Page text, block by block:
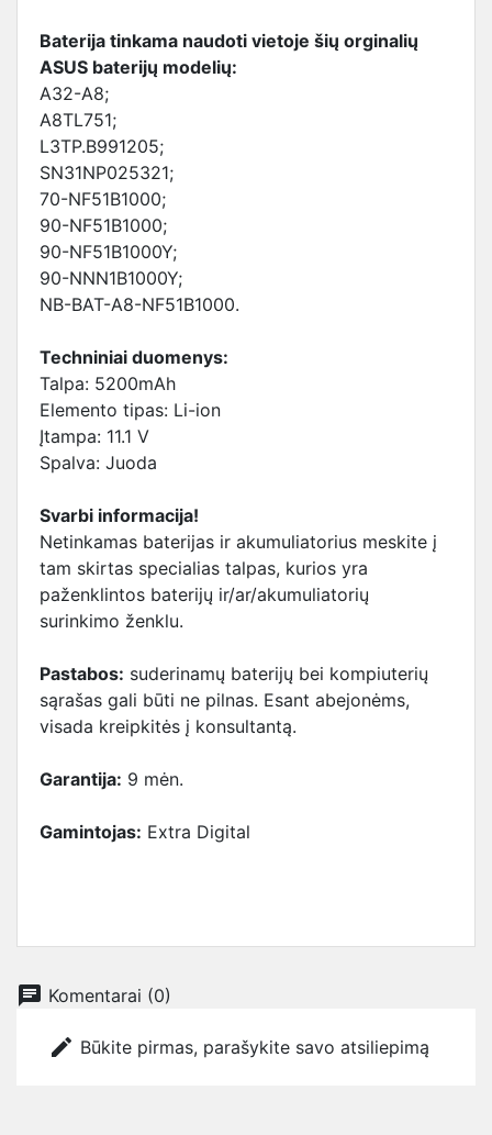
Baterija tinkama naudoti vietoje šių orginalių
ASUS baterijų modelių:
A32-A8;
A8TL751;
L3TP.B991205;
SN31NP025321;
70-NF51B1000;
90-NF51B1000;
90-NF51B1000Y;
90-NNN1B1000Y;
NB-BAT-A8-NF51B1000.
Techniniai duomenys:
Talpa: 5200mAh
Elemento tipas: Li-ion
Įtampa: 11.1 V
Spalva: Juoda
Svarbi informacija!
Netinkamas baterijas ir akumuliatorius meskite į
tam skirtas specialias talpas, kurios yra
paženklintos baterijų ir/ar/akumuliatorių
surinkimo ženklu.
Pastabos: suderinamų baterijų bei kompiuterių
sąrašas gali būti ne pilnas. Esant abejonėms,
visada kreipkitės į konsultantą.
Garantija: 9 mėn.
Gamintojas: Extra Digital
chat Komentarai (0)
edit Būkite pirmas, parašykite savo atsiliepimą